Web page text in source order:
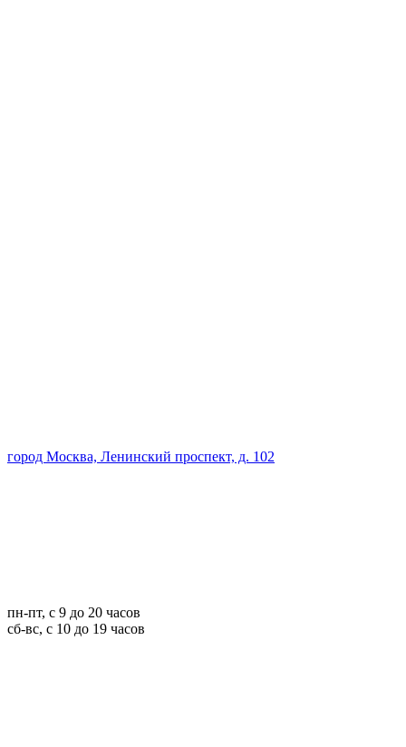
город Москва, Ленинский проспект, д. 102
пн-пт, с 9 до 20 часов
сб-вс, с 10 до 19 часов